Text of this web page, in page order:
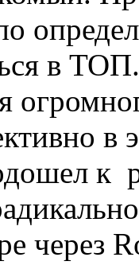
в
в
к
через